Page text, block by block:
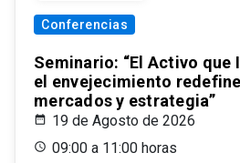
Conferencias
Seminario: “El Activo que
el envejecimiento
mercados y estrategia”
19 de Agosto de 2026
09:00 a 11:00 horas